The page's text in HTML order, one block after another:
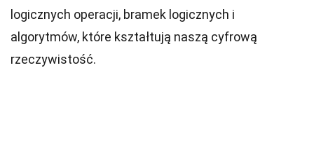
logicznych operacji, bramek logicznych i
algorytmów, które kształtują naszą cyfrową
rzeczywistość.